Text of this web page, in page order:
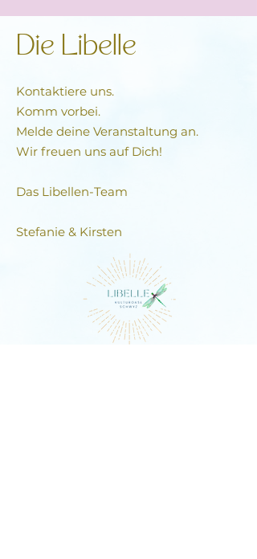
Die Libelle
Kontaktiere uns.
Komm vorbei.
Melde deine Veranstaltung an.
Wir freuen uns auf Dich!
Das Libellen-Team​
Stefanie & Kirsten